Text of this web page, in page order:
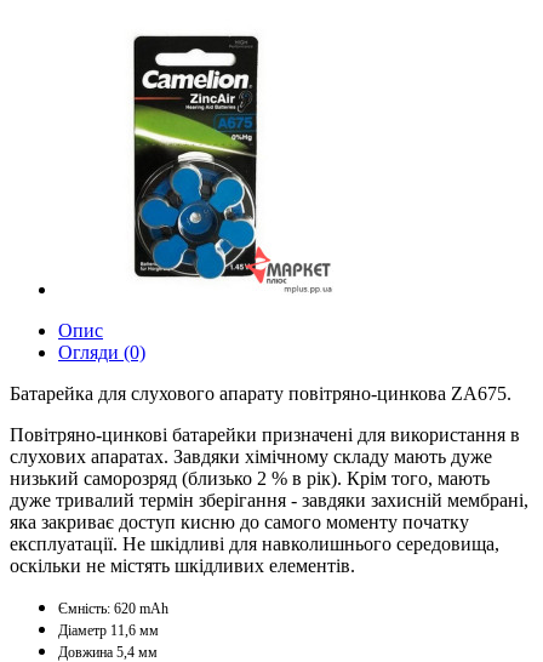
Опис
Огляди (0)
Батарейка для слухового апарату повітряно-цинкова ZA675.
Повітряно-цинкові батарейки призначені для використання в
слухових апаратах. Завдяки хімічному складу мають дуже
низький саморозряд (близько 2 % в рік). Крім того, мають
дуже тривалий термін зберігання - завдяки захисній мембрані,
яка закриває доступ кисню до самого моменту початку
експлуатації. Не шкідливі для навколишнього середовища,
оскільки не містять шкідливих елементів.
Ємність: 620 mAh
Діаметр 11,6 мм
Довжина 5,4 мм